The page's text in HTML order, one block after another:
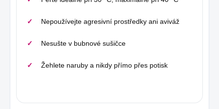
Nepoužívejte agresivní prostředky ani aviváž
Nesušte v bubnové sušičce
Žehlete naruby a nikdy přímo přes potisk